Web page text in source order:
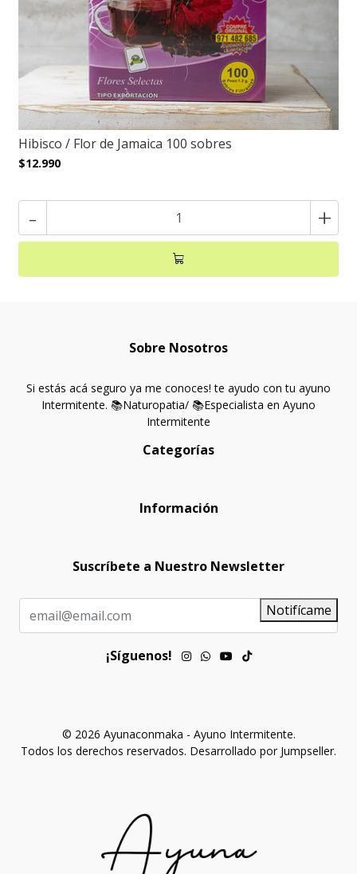
Hibisco / Flor de Jamaica 100 sobres
$12.990
- +
Sobre Nosotros
Si estás acá seguro ya me conoces! te ayudo con tu ayuno
Intermitente. 📚Naturopatia/ 📚Especialista en Ayuno
Intermitente
Categorías
Información
Suscríbete a Nuestro Newsletter
Notifícame
¡Síguenos!
© 2026 Ayunaconmaka - Ayuno Intermitente.
Todos los derechos reservados. Desarrollado por Jumpseller.